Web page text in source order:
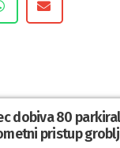
dobiva 80
pristup